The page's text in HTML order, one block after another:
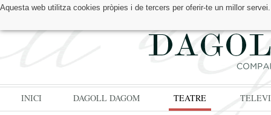
Aquesta web utilitza cookies pròpies i de tercers per oferir-te un millor
TROBA'NS A:
INICI DAGOLL DAGOM TEATRE